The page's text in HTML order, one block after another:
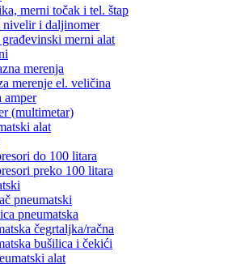
merni točak i tel. štap
nivelir i daljinomer
merni alat
merenja
merenje el. veličina
amper
(multimetar)
alat
do 100 litara
preko 100 litara
pneumatski
pneumatska
čegrtaljka/račna
bušilica i čekići
alat